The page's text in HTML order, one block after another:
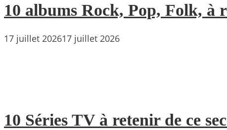
10 albums Rock, Pop, Folk, à
17 juillet 202617 juillet 2026
10 Séries TV à retenir de ce